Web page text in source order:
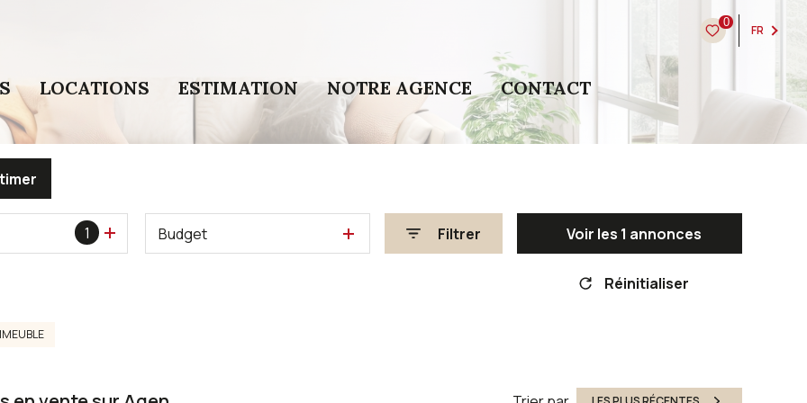
0
FR
LOCATIONS ESTIMATION NOTRE AGENCE CONTACT
1 Budget Filtrer Voir les 1 annonces
Réinitialiser